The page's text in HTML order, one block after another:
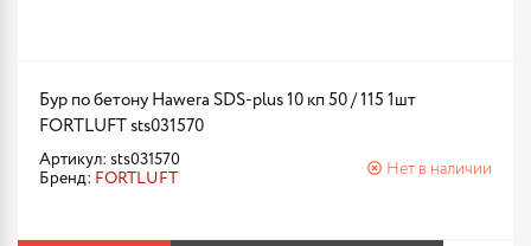
Бур по бетону Hawera SDS-plus 10 кп 50 / 115 1шт
FORTLUFT sts031570
Артикул: sts031570
Бренд: FORTLUFT
Нет в наличии